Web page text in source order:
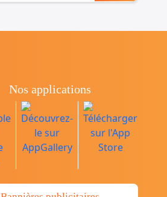
Nos applications